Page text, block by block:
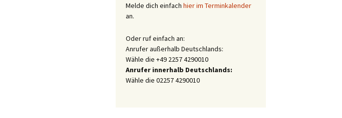
Melde dich einfach hier im Terminkalender
an.
Oder ruf einfach an:
Anrufer außerhalb Deutschlands:
Wähle die +49 2257 4290010
Anrufer innerhalb Deutschlands:
Wähle die 02257 4290010